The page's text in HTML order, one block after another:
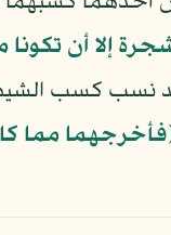
إلا أن
نسب كسب
مما